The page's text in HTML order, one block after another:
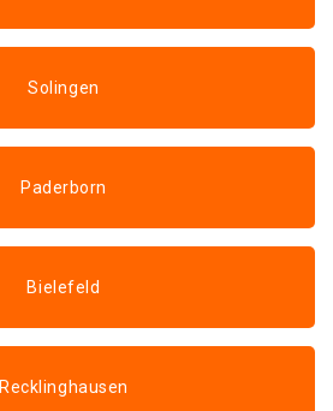
Solingen
Paderborn
Bielefeld
Recklinghausen